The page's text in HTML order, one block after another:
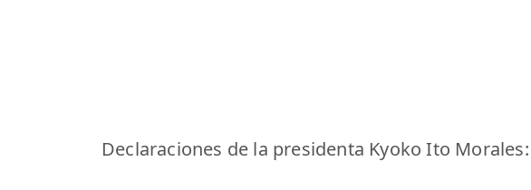
Declaraciones de la presidenta Kyoko Ito Morales: